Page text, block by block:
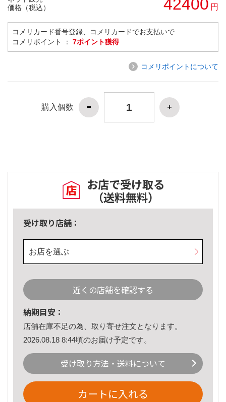
価格（税込）
42400 円
コメリカード番号登録、コメリカードでお支払いで
コメリポイント ： 7ポイント獲得
コメリポイントについて
購入個数
お店で受け取る
（送料無料）
受け取り店舗：
お店を選ぶ
近くの店舗を確認する
納期目安：
店舗在庫不足の為、取り寄せ注文となります。
2026.08.18 8:44頃のお届け予定です。
受け取り方法・送料について
カートに入れる